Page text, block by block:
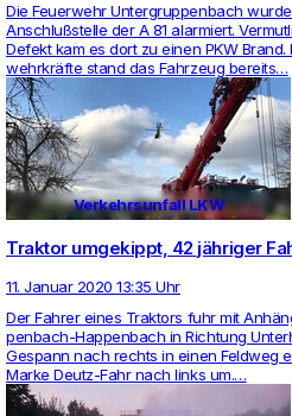
Die Feu­er­wehr Unter­grup­pen­bach wurde
Anschlußstelle der A 81 alar­miert.
Defekt kam es dort zu einen PKW
wehrkräfte stand das Fahr­zeug bereits…
Verkehrsunfall LKW
Traktor umgekippt, 42 jähriger
11. Januar 2020 13:35 Uhr
Der Fahrer eines Trak­tors fuhr mit
pen­bach-Hap­pen­bach in Rich­tung
Gespann nach rechts in einen Feldweg
Marke Deutz-Fahr nach links um.…